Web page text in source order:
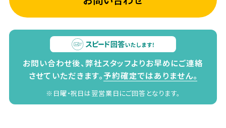
お問い合わせ後、弊社スタッフよりお早めにご連絡
させていただきます。予約確定ではありません。
※日曜・祝日は翌営業日にご回答となります。